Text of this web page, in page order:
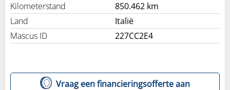
Kilometerstand
850.462 km
Land
Italië
Mascus ID
227CC2E4
Vraag een financieringsofferte aan